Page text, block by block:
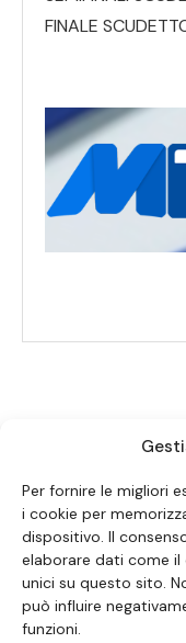
Per fornire le migliori
i cookie per
dispositivo. Il
elaborare dati come
unici su questo sito.
può influire
funzioni.
FINALE